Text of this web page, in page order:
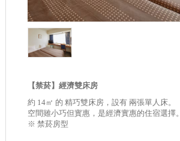
【禁菸】經濟雙床房
約 14㎡ 的 精巧雙床房，設有 兩張單人床。
空間雖小巧但實惠，是經濟實惠的住宿選擇。
※ 禁菸房型